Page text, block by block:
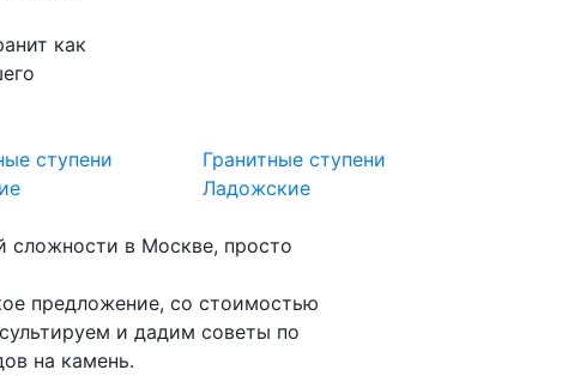
как
ступени
Гранитные ступени
Ладожские
сложности в Москве, просто
предложение, со стоимостью
и дадим советы по
на камень.